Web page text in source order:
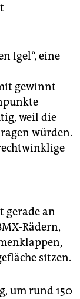
Igel“, eine
gewinnt
weil die
würden.
gerade an
Rädern,
sitzen.
um rund 150